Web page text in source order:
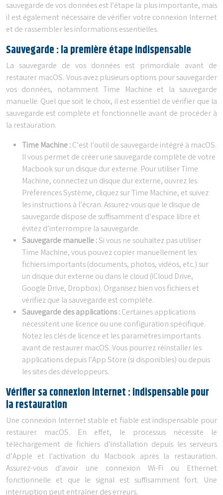
sauvegarde de vos données est l’étape la plus importante, mais
il est également nécessaire de vérifier votre connexion Internet
et de rassembler les informations essentielles.
Sauvegarde : la première étape indispensable
La sauvegarde de vos données est primordiale avant de
restaurer macOS. Vous avez plusieurs options pour sauvegarder
vos données, notamment Time Machine et la sauvegarde
manuelle. Quel que soit le choix, il est essentiel de vérifier que la
sauvegarde est complète et fonctionnelle avant de procéder à
la restauration.
Time Machine :C’est l’outil de sauvegarde intégré à macOS.
Il vous permet de créer une sauvegarde complète de votre
Macbook sur un disque dur externe. Pour utiliser Time
Machine, connectez un disque dur externe, ouvrez les
Préférences Système, cliquez sur Time Machine, et suivez
les instructions à l’écran. Assurez-vous que le disque de
sauvegarde dispose de suffisamment d’espace libre et
évitez d’interrompre la sauvegarde.
Sauvegarde manuelle :Si vous ne souhaitez pas utiliser
Time Machine, vous pouvez copier manuellement les
fichiers importants (documents, photos, vidéos, etc.) sur
un disque dur externe ou dans le cloud (iCloud Drive,
Google Drive, Dropbox). Organisez bien vos fichiers et
vérifiez que la sauvegarde est complète.
Sauvegarde des applications :Certaines applications
nécessitent une licence ou une configuration spécifique.
Notez les clés de licence et les paramètres importants
avant de restaurer macOS. Vous pourrez réinstaller les
applications depuis l’App Store (si disponibles) ou depuis
les sites des développeurs.
Vérifier sa connexion internet : indispensable pour
la restauration
Une connexion Internet stable et fiable est indispensable pour
restaurer macOS. En effet, le processus nécessite le
téléchargement de fichiers d’installation depuis les serveurs
d’Apple et l’activation du Macbook après la restauration.
Assurez-vous d’avoir une connexion Wi-Fi ou Ethernet
fonctionnelle et que le signal est suffisamment fort. Une